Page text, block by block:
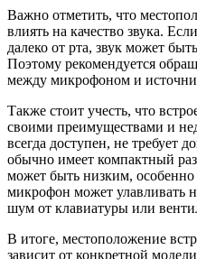
Важно отметить, что
влиять на качество звука.
далеко от рта, звук может
Поэтому рекомендуется
между микрофоном и
Также стоит учесть, что
своими преимуществами и
всегда доступен, не требует
обычно имеет компактный
может быть низким,
микрофон может улавливать
шум от клавиатуры или
В итоге, местоположение
зависит от конкретной